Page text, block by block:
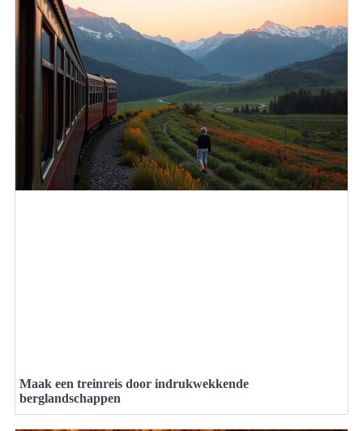
Maak een treinreis door indrukwekkende
berglandschappen